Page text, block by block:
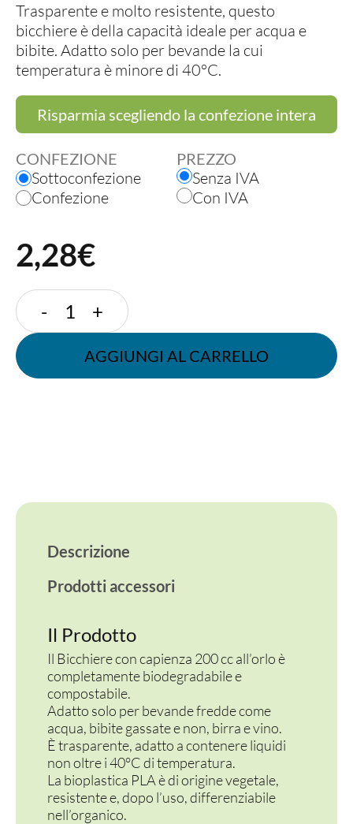
Trasparente e molto resistente, questo
bicchiere è della capacità ideale per acqua e
bibite. Adatto solo per bevande la cui
temperatura è minore di 40°C.
Risparmia scegliendo la confezione intera
CONFEZIONE PREZZO
Sottoconfezione
Confezione
Senza IVA
Con IVA
2,28€
-
BICCHIERE
200
PLA
+
AGGIUNGI AL CARRELLO
Descrizione
Prodotti accessori
Il Prodotto
Il Bicchiere con capienza 200 cc all’orlo è
completamente biodegradabile e
compostabile.
Adatto solo per bevande fredde come
acqua, bibite gassate e non, birra e vino.
È trasparente, adatto a contenere liquidi
non oltre i 40°C di temperatura.
La bioplastica PLA è di origine vegetale,
resistente e, dopo l’uso, differenziabile
nell’organico.